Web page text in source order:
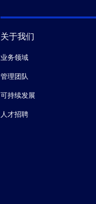
关于我们
业务领域
管理团队
可持续发展
人才招聘